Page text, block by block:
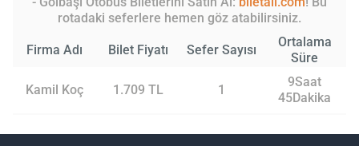
rotadaki seferlere hemen göz atabilirsiniz.
Firma Adı Bilet Fiyatı Sefer Sayısı
Ortalama
Süre
Kamil Koç 1.709 TL 1
9Saat
45Dakika